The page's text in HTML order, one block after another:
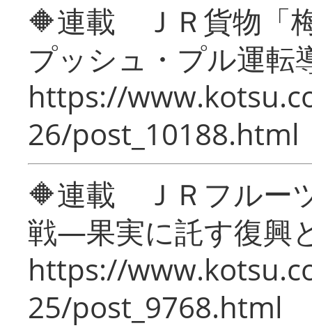
🔶連載 ＪＲ貨物「
プッシュ・プル運転
https://
26/post_10188.html
🔶連載 ＪＲフルー
戦―果実に託す復興
https://
25/post_9768.html